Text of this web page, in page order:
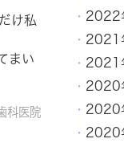
け私
まい
科医院
2022
2021
2021
2020
2020
2020